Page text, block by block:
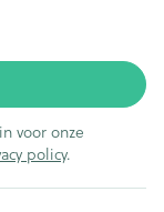
voor onze
policy.